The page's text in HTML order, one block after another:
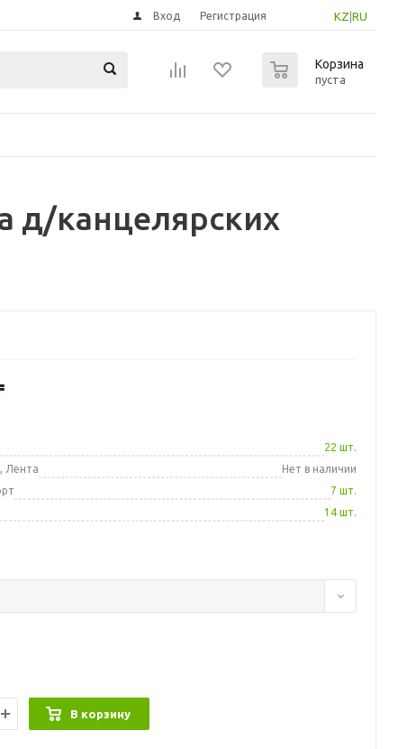
KZ RU
Вход Регистрация
Корзина
пуста
д/канцелярских
22 шт.
Лента
Нет в наличии
7 шт.
14 шт.
В корзину